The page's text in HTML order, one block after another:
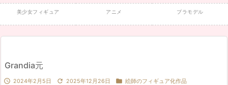
美少女フィギュア アニメ プラモデル
Grandia元
 2024年2月5日  2025年12月26日  絵師のフィギュア化作品